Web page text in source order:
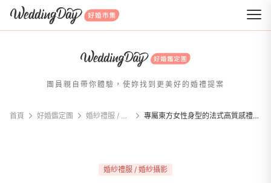
WeddingDay 好婚市集
團員親自帶你體驗，使妳找到更美好的婚禮提案
首頁 好婚鑑定團 婚紗禮服 / 婚紗攝影 專屬東方女性身型的法式高質感禮服｜蘿亞婚紗
婚紗禮服 / 婚紗攝影